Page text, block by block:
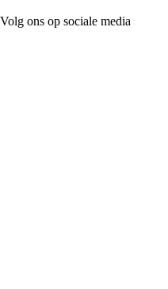
Volg ons op sociale media